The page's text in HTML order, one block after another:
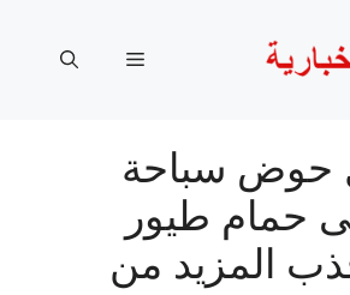
القائمة
حوض سباحة
حمام طيور
المزيد من